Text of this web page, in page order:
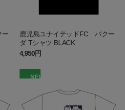
ー
鹿児島ユナイテッドFC バクー
ダ Tシャツ BLACK
4,950円
NEW